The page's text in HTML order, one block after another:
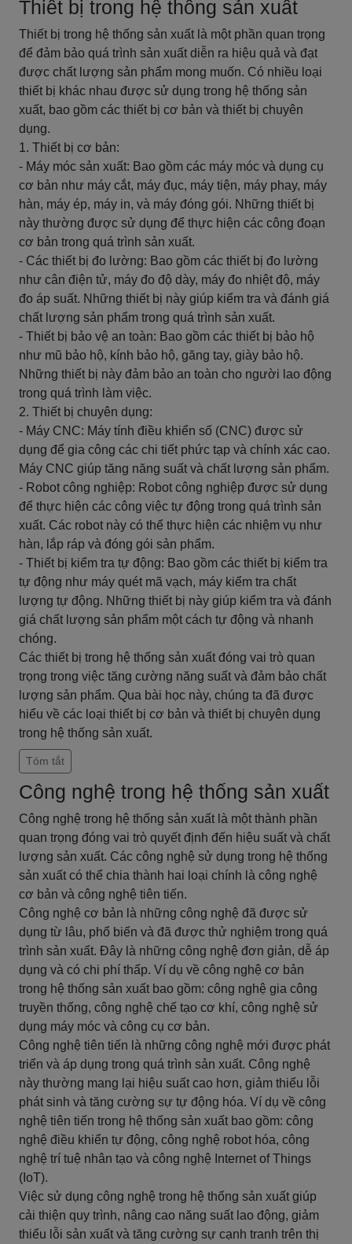
Thiết bị trong hệ thống sản xuất
Thiết bị trong hệ thống sản xuất là một phần quan trọng
để đảm bảo quá trình sản xuất diễn ra hiệu quả và đạt
được chất lượng sản phẩm mong muốn. Có nhiều loại
thiết bị khác nhau được sử dụng trong hệ thống sản
xuất, bao gồm các thiết bị cơ bản và thiết bị chuyên
dụng.
1. Thiết bị cơ bản:
- Máy móc sản xuất: Bao gồm các máy móc và dụng cụ
cơ bản như máy cắt, máy đục, máy tiện, máy phay, máy
hàn, máy ép, máy in, và máy đóng gói. Những thiết bị
này thường được sử dụng để thực hiện các công đoạn
cơ bản trong quá trình sản xuất.
- Các thiết bị đo lường: Bao gồm các thiết bị đo lường
như cân điện tử, máy đo độ dày, máy đo nhiệt độ, máy
đo áp suất. Những thiết bị này giúp kiểm tra và đánh giá
chất lượng sản phẩm trong quá trình sản xuất.
- Thiết bị bảo vệ an toàn: Bao gồm các thiết bị bảo hộ
như mũ bảo hộ, kính bảo hộ, găng tay, giày bảo hộ.
Những thiết bị này đảm bảo an toàn cho người lao động
trong quá trình làm việc.
2. Thiết bị chuyên dụng:
- Máy CNC: Máy tính điều khiển số (CNC) được sử
dụng để gia công các chi tiết phức tạp và chính xác cao.
Máy CNC giúp tăng năng suất và chất lượng sản phẩm.
- Robot công nghiệp: Robot công nghiệp được sử dụng
để thực hiện các công việc tự động trong quá trình sản
xuất. Các robot này có thể thực hiện các nhiệm vụ như
hàn, lắp ráp và đóng gói sản phẩm.
- Thiết bị kiểm tra tự động: Bao gồm các thiết bị kiểm tra
tự động như máy quét mã vạch, máy kiểm tra chất
lượng tự động. Những thiết bị này giúp kiểm tra và đánh
giá chất lượng sản phẩm một cách tự động và nhanh
chóng.
Các thiết bị trong hệ thống sản xuất đóng vai trò quan
trọng trong việc tăng cường năng suất và đảm bảo chất
lượng sản phẩm. Qua bài học này, chúng ta đã được
hiểu về các loại thiết bị cơ bản và thiết bị chuyên dụng
trong hệ thống sản xuất.
Tóm tắt
Công nghệ trong hệ thống sản xuất
Công nghệ trong hệ thống sản xuất là một thành phần
quan trọng đóng vai trò quyết định đến hiệu suất và chất
lượng sản xuất. Các công nghệ sử dụng trong hệ thống
sản xuất có thể chia thành hai loại chính là công nghệ
cơ bản và công nghệ tiên tiến.
Công nghệ cơ bản là những công nghệ đã được sử
dụng từ lâu, phổ biến và đã được thử nghiệm trong quá
trình sản xuất. Đây là những công nghệ đơn giản, dễ áp
dụng và có chi phí thấp. Ví dụ về công nghệ cơ bản
trong hệ thống sản xuất bao gồm: công nghệ gia công
truyền thống, công nghệ chế tạo cơ khí, công nghệ sử
dụng máy móc và công cụ cơ bản.
Công nghệ tiên tiến là những công nghệ mới được phát
triển và áp dụng trong quá trình sản xuất. Công nghệ
này thường mang lại hiệu suất cao hơn, giảm thiểu lỗi
phát sinh và tăng cường sự tự động hóa. Ví dụ về công
nghệ tiên tiến trong hệ thống sản xuất bao gồm: công
nghệ điều khiển tự động, công nghệ robot hóa, công
nghệ trí tuệ nhân tạo và công nghệ Internet of Things
(IoT).
Việc sử dụng công nghệ trong hệ thống sản xuất giúp
cải thiện quy trình, nâng cao năng suất lao động, giảm
thiểu lỗi sản xuất và tăng cường sự cạnh tranh trên thị